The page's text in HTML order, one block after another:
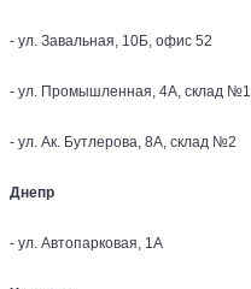
- ул. Завальная, 10Б, офис 52
- ул. Промышленная, 4А, склад №1
- ул. Ак. Бутлерова, 8А, склад №2
Днепр
- ул. Автопарковая, 1А